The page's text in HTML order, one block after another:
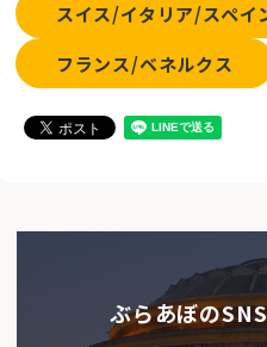
スイス/イタリア/スペイ
フランス/ベネルクス
ぶらあぼの